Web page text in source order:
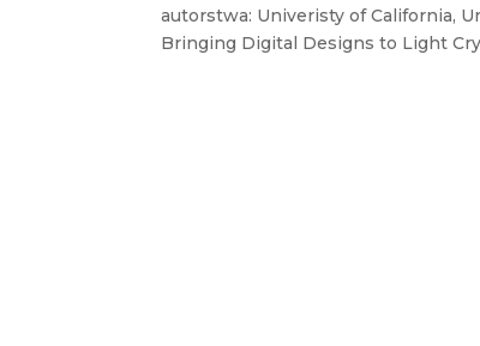
autorstwa: Univeristy of California,
Bringing Digital Designs to Light